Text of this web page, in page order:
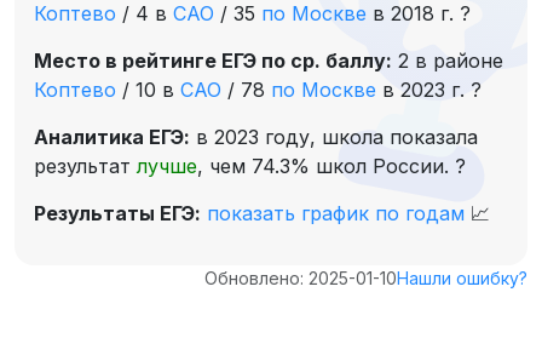
Коптево / 4 в САО / 35 по Москве в 2018 г. ?
Место в рейтинге ЕГЭ по ср. баллу: 2 в районе
Коптево / 10 в САО / 78 по Москве в 2023 г. ?
Аналитика ЕГЭ: в 2023 году, школа показала
результатлучше, чем 74.3% школ России. ?
Результаты ЕГЭ: показать график по годам 📈
Обновлено: 2025-01-10Нашли ошибку?